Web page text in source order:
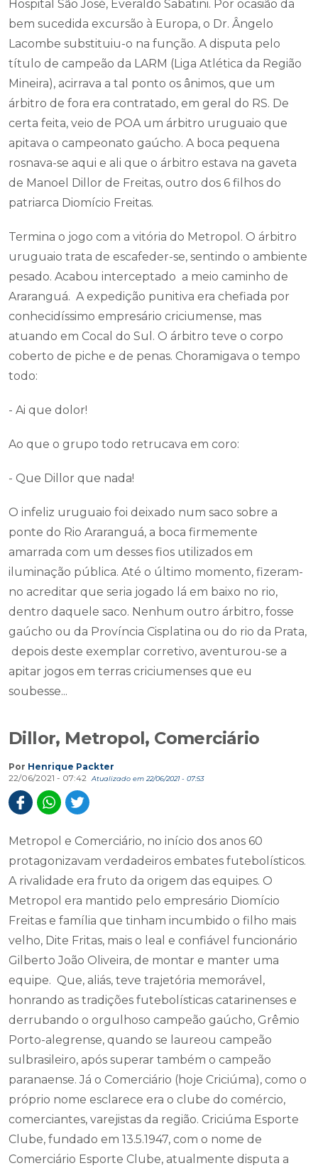
Hospital São José, Everaldo Sabatini. Por ocasião da
bem sucedida excursão à Europa, o Dr. Ângelo
Lacombe substituiu-o na função. A disputa pelo
título de campeão da LARM (Liga Atlética da Região
Mineira), acirrava a tal ponto os ânimos, que um
árbitro de fora era contratado, em geral do RS. De
certa feita, veio de POA um árbitro uruguaio que
apitava o campeonato gaúcho. A boca pequena
rosnava-se aqui e ali que o árbitro estava na gaveta
de Manoel Dillor de Freitas, outro dos 6 filhos do
patriarca Diomício Freitas.
Termina o jogo com a vitória do Metropol. O árbitro
uruguaio trata de escafeder-se, sentindo o ambiente
pesado. Acabou interceptado a meio caminho de
Araranguá. A expedição punitiva era chefiada por
conhecidíssimo empresário criciumense, mas
atuando em Cocal do Sul. O árbitro teve o corpo
coberto de piche e de penas. Choramigava o tempo
todo:
- Ai que dolor!
Ao que o grupo todo retrucava em coro:
- Que Dillor que nada!
O infeliz uruguaio foi deixado num saco sobre a
ponte do Rio Araranguá, a boca firmemente
amarrada com um desses fios utilizados em
iluminação pública. Até o último momento, fizeram-
no acreditar que seria jogado lá em baixo no rio,
dentro daquele saco. Nenhum outro árbitro, fosse
gaúcho ou da Província Cisplatina ou do rio da Prata,
depois deste exemplar corretivo, aventurou-se a
apitar jogos em terras criciumenses que eu
soubesse...
Dillor, Metropol, Comerciário
Por Henrique Packter
22/06/2021 - 07:42
Atualizado em 22/06/2021 - 07:53
Metropol e Comerciário, no início dos anos 60
protagonizavam verdadeiros embates futebolísticos.
A rivalidade era fruto da origem das equipes. O
Metropol era mantido pelo empresário Diomício
Freitas e família que tinham incumbido o filho mais
velho, Dite Fritas, mais o leal e confiável funcionário
Gilberto João Oliveira, de montar e manter uma
equipe. Que, aliás, teve trajetória memorável,
honrando as tradições futebolísticas catarinenses e
derrubando o orgulhoso campeão gaúcho, Grêmio
Porto-alegrense, quando se laureou campeão
sulbrasileiro, após superar também o campeão
paranaense. Já o Comerciário (hoje Criciúma), como o
próprio nome esclarece era o clube do comércio,
comerciantes, varejistas da região. Criciúma Esporte
Clube, fundado em 13.5.1947, com o nome de
Comerciário Esporte Clube, atualmente disputa a